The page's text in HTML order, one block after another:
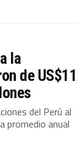
la
de US$11
del Perú al
promedio anual